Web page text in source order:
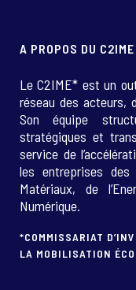
A PROPOS DU C2IME
Le C2IME* est un
réseau des acteurs,
Son équipe
stratégiques et
service de
les entreprises
Matériaux, de
Numérique.
*COMMISSARIAT
LA MOBILISATION